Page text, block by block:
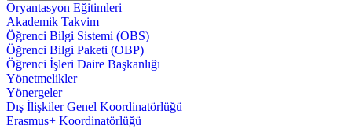
Oryantasyon Eğitimleri
Akademik Takvim
Öğrenci Bilgi Sistemi (OBS)
Öğrenci Bilgi Paketi (OBP)
Öğrenci İşleri Daire Başkanlığı
Yönetmelikler
Yönergeler
Dış İlişkiler Genel Koordinatörlüğü
Erasmus+ Koordinatörlüğü